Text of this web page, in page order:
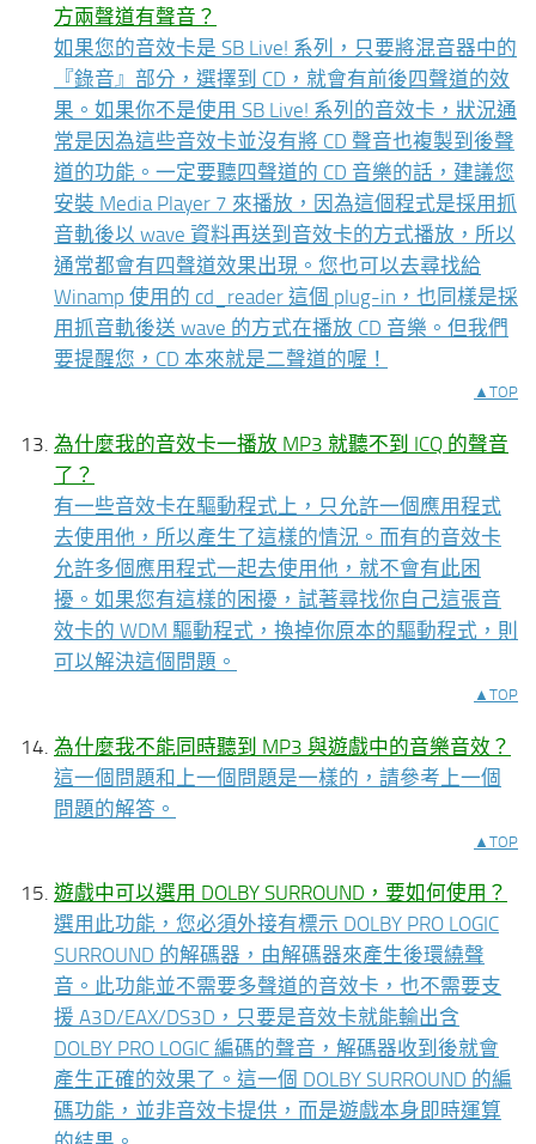
方兩聲道有聲音？
如果您的音效卡是 SB Live! 系列，只要將混音器中的
『錄音』部分，選擇到 CD，就會有前後四聲道的效
果。如果你不是使用 SB Live! 系列的音效卡，狀況通
常是因為這些音效卡並沒有將 CD 聲音也複製到後聲
道的功能。一定要聽四聲道的 CD 音樂的話，建議您
安裝 Media Player 7 來播放，因為這個程式是採用抓
音軌後以 wave 資料再送到音效卡的方式播放，所以
通常都會有四聲道效果出現。您也可以去尋找給
Winamp 使用的 cd_reader 這個 plug-in，也同樣是採
用抓音軌後送 wave 的方式在播放 CD 音樂。但我們
要提醒您，CD 本來就是二聲道的喔！
▲TOP
為什麼我的音效卡一播放 MP3 就聽不到 ICQ 的聲音
了？
有一些音效卡在驅動程式上，只允許一個應用程式
去使用他，所以產生了這樣的情況。而有的音效卡
允許多個應用程式一起去使用他，就不會有此困
擾。如果您有這樣的困擾，試著尋找你自己這張音
效卡的 WDM 驅動程式，換掉你原本的驅動程式，則
可以解決這個問題。
▲TOP
為什麼我不能同時聽到 MP3 與遊戲中的音樂音效？
這一個問題和上一個問題是一樣的，請參考上一個
問題的解答。
▲TOP
遊戲中可以選用 DOLBY SURROUND，要如何使用？
選用此功能，您必須外接有標示 DOLBY PRO LOGIC
SURROUND 的解碼器，由解碼器來產生後環繞聲
音。此功能並不需要多聲道的音效卡，也不需要支
援 A3D/EAX/DS3D，只要是音效卡就能輸出含
DOLBY PRO LOGIC 編碼的聲音，解碼器收到後就會
產生正確的效果了。這一個 DOLBY SURROUND 的編
碼功能，並非音效卡提供，而是遊戲本身即時運算